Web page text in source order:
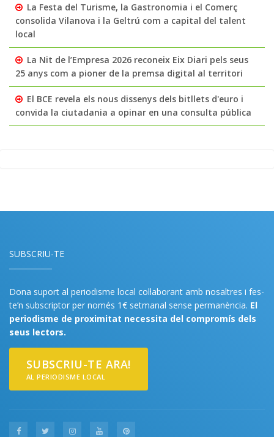
La Festa del Turisme, la Gastronomia i el Comerç
consolida Vilanova i la Geltrú com a capital del talent
local
La Nit de l’Empresa 2026 reconeix Eix Diari pels seus
25 anys com a pioner de la premsa digital al territori
El BCE revela els nous dissenys dels bitllets d'euro i
convida la ciutadania a opinar en una consulta pública
SUBSCRIU-TE
Dona suport al periodisme local col·laborant amb nosaltres i fes-
te’n subscriptor per només 1€ setmanal sense permanència. El
periodisme de proximitat necessita del compromís dels
seus lectors.
SUBSCRIU-TE ARA!
AL PERIODISME LOCAL